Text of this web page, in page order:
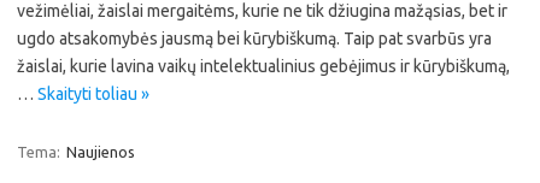
vežimėliai, žaislai mergaitėms, kurie ne tik džiugina mažąsias, bet ir
ugdo atsakomybės jausmą bei kūrybiškumą. Taip pat svarbūs yra
žaislai, kurie lavina vaikų intelektualinius gebėjimus ir kūrybiškumą,
… Skaityti toliau »
Tema: Naujienos